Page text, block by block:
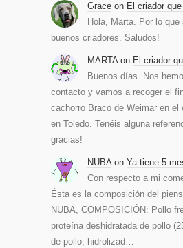
Grace on El criador
Hola, Marta. Por lo
buenos criadores. Saludos!
MARTA on El criador
Buenos días. Nos
contacto y vamos a recoger el
cachorro Braco de Weimar en el
en Toledo. Tenéis alguna
gracias!
NUBA on Ya tiene 5
Con respecto a mi
Ésta es la composición del
NUBA, COMPOSICIÓN: Pollo
proteína deshidratada de pollo
de pollo, hidrolizad…